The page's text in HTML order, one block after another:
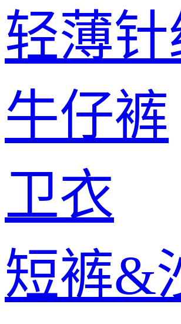
轻薄针
牛仔裤
卫衣
短裤&